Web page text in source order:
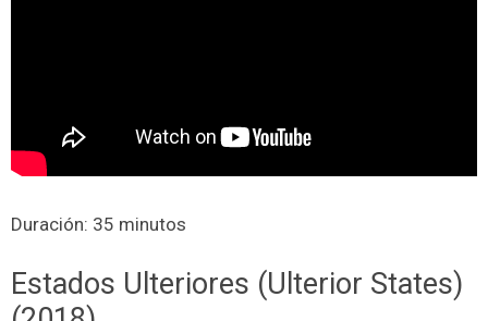
Duración: 35 minutos
Estados Ulteriores (Ulterior States)